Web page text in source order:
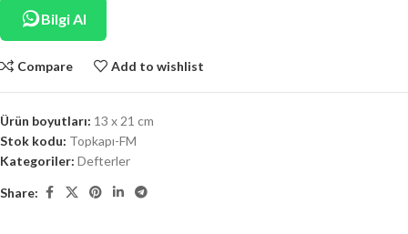
Bilgi Al
Compare Add to wishlist
Ürün boyutları: 13 x 21 cm
Stok kodu: Topkapı-FM
Kategoriler: Defterler
Share: